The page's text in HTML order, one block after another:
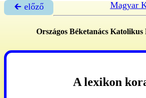
🡰 előző Magyar
Országos Béketanács Katolikus
A lexikon